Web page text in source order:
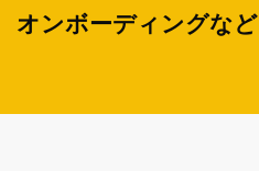
オンボーディングなど